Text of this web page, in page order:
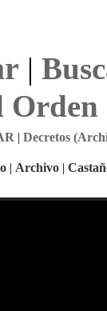
|
Orden
| Decretos
| Archivo |